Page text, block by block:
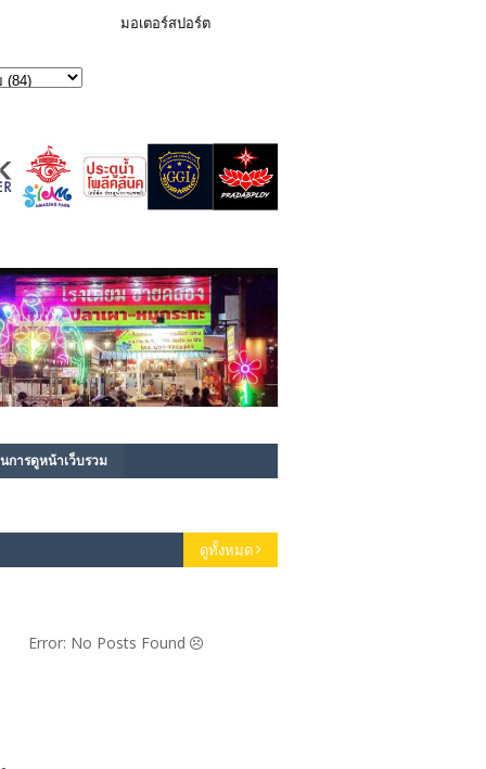
มอเตอร์สปอร์ต
การดูหน้าเว็บรวม
ดูทั้งหมด
Error: No Posts Found